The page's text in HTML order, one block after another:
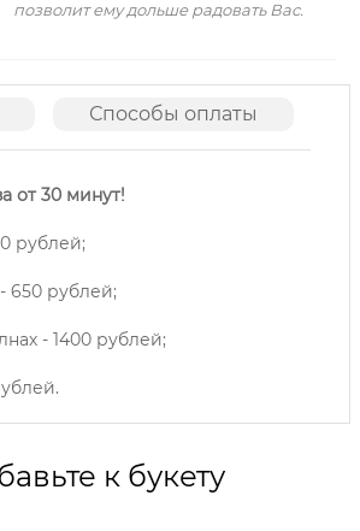
позволит ему дольше радовать Вас.
Способы оплаты
от 30 минут!
рублей;
650 рублей;
- 1400 рублей;
к букету